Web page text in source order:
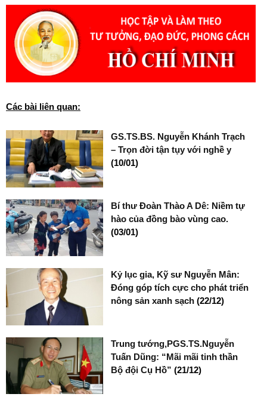
Các bài liên quan:
GS.TS.BS. Nguyễn Khánh Trạch
– Trọn đời tận tụy với nghề y
(10/01)
Bí thư Đoàn Thào A Dê: Niềm tự
hào của đồng bào vùng cao.
(03/01)
Kỷ lục gia, Kỹ sư Nguyễn Mân:
Đóng góp tích cực cho phát triển
nông sản xanh sạch(22/12)
Trung tướng,PGS.TS.Nguyễn
Tuấn Dũng: “Mãi mãi tinh thần
Bộ đội Cụ Hồ”(21/12)